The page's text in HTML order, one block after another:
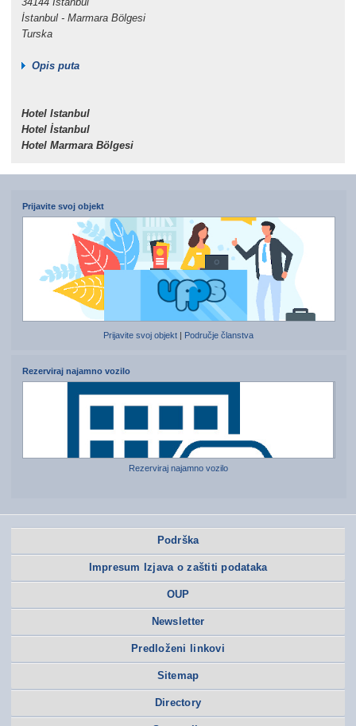
İstanbul - Marmara Bölgesi
Turska
Opis puta
Hotel Istanbul
Hotel İstanbul
Hotel Marmara Bölgesi
Prijavite svoj objekt
Prijavite svoj objekt Područje članstva
Rezerviraj najamno vozilo
Rezerviraj najamno vozilo
Podrška
Impresum Izjava o zaštiti podataka
OUP
Newsletter
Predloženi linkovi
Sitemap
Directory